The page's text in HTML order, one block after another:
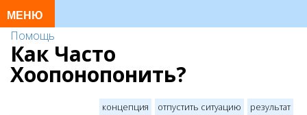
Помощь
Как Часто
Хоопонопонить?
концепция отпустить ситуацию результат